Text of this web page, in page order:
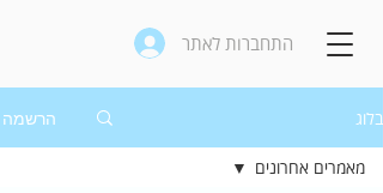
התחברות לאתר
בלוג הרשמה
מאמרים אחרונים